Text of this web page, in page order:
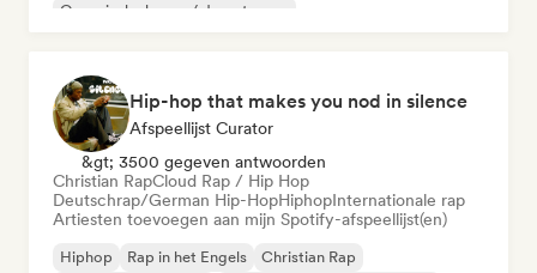
Organische house / downtempo
Hip-hop that makes you nod in silence
Afspeellijst Curator
&gt; 3500 gegeven antwoorden
Christian RapCloud Rap / Hip Hop
Deutschrap/German Hip-HopHiphopInternationale rap
Artiesten toevoegen aan mijn Spotify-afspeellijst(en)
Hiphop Rap in het Engels
Christian Rap